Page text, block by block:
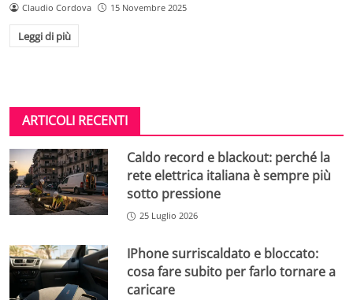
Claudio Cordova 15 Novembre 2025
Leggi di più
ARTICOLI RECENTI
Caldo record e blackout: perché la
rete elettrica italiana è sempre più
sotto pressione
25 Luglio 2026
IPhone surriscaldato e bloccato:
cosa fare subito per farlo tornare a
caricare